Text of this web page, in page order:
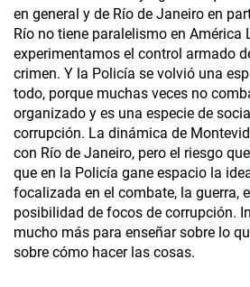
en general y de Río de Janeiro en
Río no tiene paralelismo en América
experimentamos el control armado
crimen. Y la Policía se volvió una
todo, porque muchas veces no
organizado y es una especie de
corrupción. La dinámica de
con Río de Janeiro, pero el riesgo
que en la Policía gane espacio la
focalizada en el combate, la guerra,
posibilidad de focos de corrupción.
mucho más para enseñar sobre lo
sobre cómo hacer las cosas.